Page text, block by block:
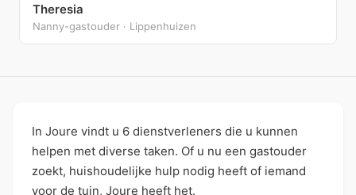
Theresia
Nanny-gastouder · Lippenhuizen
In Joure vindt u 6 dienstverleners die u kunnen
helpen met diverse taken. Of u nu een gastouder
zoekt, huishoudelijke hulp nodig heeft of iemand
voor de tuin, Joure heeft het.